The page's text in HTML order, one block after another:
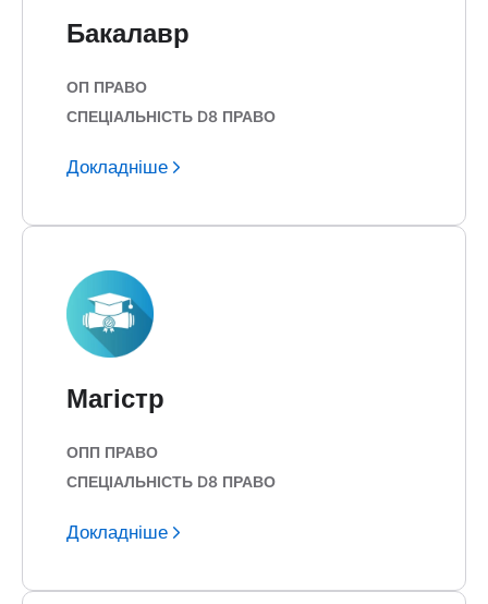
Бакалавр
ОП ПРАВО
СПЕЦІАЛЬНІСТЬ D8 ПРАВО
Докладніше
Магістр
ОПП ПРАВО
СПЕЦІАЛЬНІСТЬ D8 ПРАВО
Докладніше